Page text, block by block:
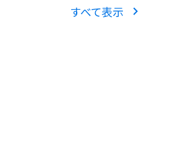
すべて表示 chevron_right